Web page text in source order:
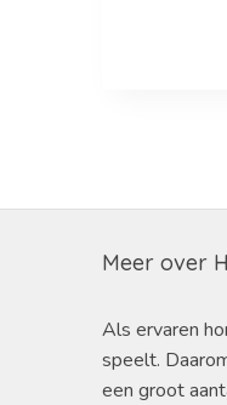
Meer over
Als ervaren
speelt.
een groot